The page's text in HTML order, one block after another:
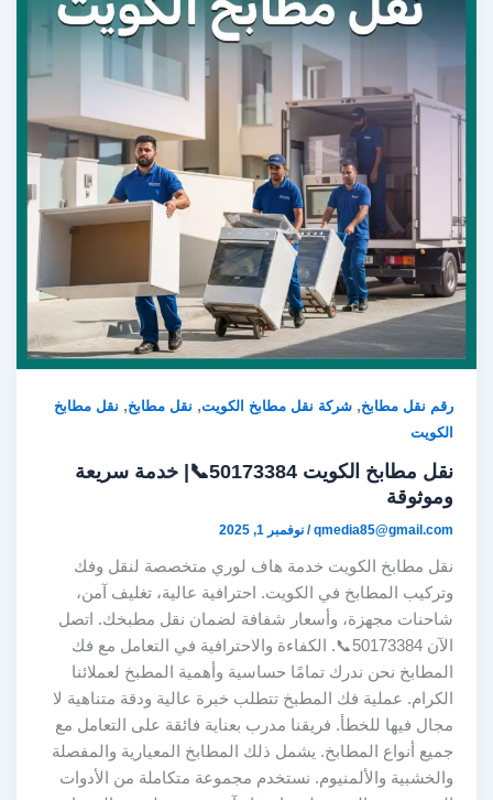
رقم نقل مطابخ,شركة نقل مطابخ الكويت, نقل مطابخ, نقل مطابخ
الكويت
نقل مطابخ الكويت 50173384📞| خدمة سريعة
وموثوقة
qmedia85@gmail.com
/نوفمبر 1, 2025
نقل مطابخ الكويت خدمة هاف لوري متخصصة لنقل وفك
وتركيب المطابخ في الكويت. احترافية عالية، تغليف آمن،
شاحنات مجهزة، وأسعار شفافة لضمان نقل مطبخك. اتصل
الآن 50173384📞. الكفاءة والاحترافية في التعامل مع فك
المطابخ نحن ندرك تمامًا حساسية وأهمية المطبخ لعملائنا
الكرام. عملية فك المطبخ تتطلب خبرة عالية ودقة متناهية لا
مجال فيها للخطأ. فريقنا مدرب بعناية فائقة على التعامل مع
جميع أنواع المطابخ. يشمل ذلك المطابخ المعيارية والمفصلة
والخشبية والألمنيوم. نستخدم مجموعة متكاملة من الأدوات